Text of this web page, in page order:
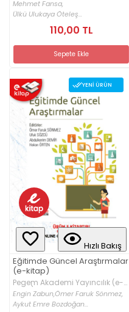
Mehmet Fansa,
Ülkü Ulukaya Öteleş...
110,00 TL
Sepete Ekle
YENI ÜRÜN
Hızlı Bakış
Eğitimde Güncel Araştırmalar
(e-kitap)
Pegem Akademi Yayıncılık (e-
kitap)
Engin Zabun,Ömer Faruk Sönmez,
Aykut Emre Bozdoğan...